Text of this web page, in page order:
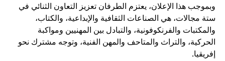
وبموجب هذا الإعلان، يعتزم الطرفان تعزيز التعاون الثنائي في
ستة مجالات، هي الصناعات الثقافية والإبداعية، والكتاب،
والمكتبات والفرنكوفونية، والتبادل بين المهنيين ومواكبة
الحركية، والتراث والمتاحف والمهن الفنية، وتوجه مشترك نحو
إفريقيا.